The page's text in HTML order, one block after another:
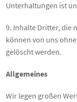
Unterhaltungen ist
9. Inhalte Dritter, die
können von uns
gelöscht werden.
Allgemeines
Wir legen großen